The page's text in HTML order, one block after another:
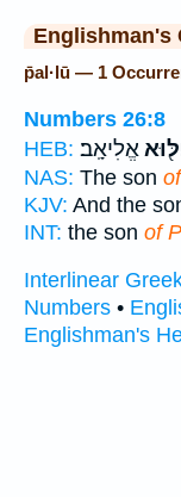
Englishman's
p̄al·lū — 1
Numbers 26:8
HEB: אֱלִיאָֽב׃
NAS: The son
KJV: And the
INT: the son of
Interlinear
Numbers •
Englishman's